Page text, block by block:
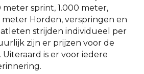
sprint, 1.000 meter,
Horden, verspringen en
strijden individueel per
zijn er prijzen voor de
Uiteraard is er voor iedere